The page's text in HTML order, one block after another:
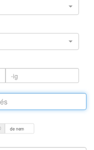
de nem